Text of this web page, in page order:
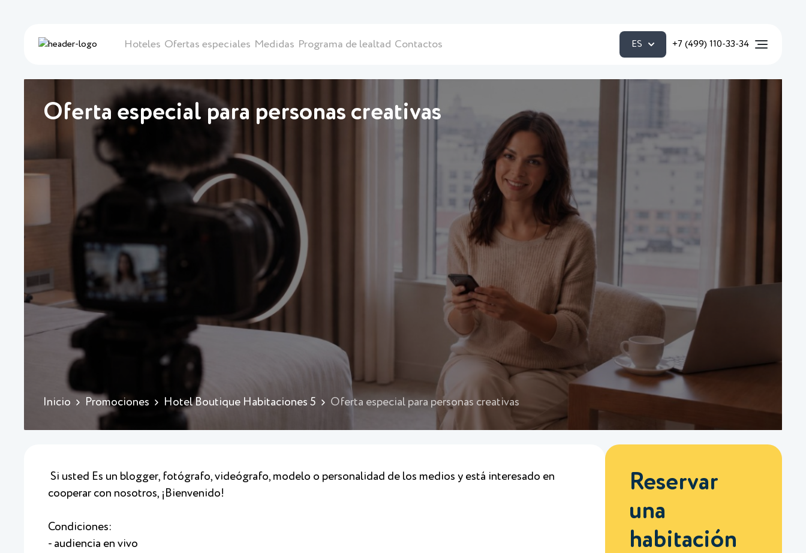
Hoteles Ofertas especiales Medidas Programa de lealtad Contactos ES +7 (499) 110-33-34
Oferta especial para personas creativas
Inicio Promociones Hotel Boutique Habitaciones 5 Oferta especial para personas creativas
Si usted Es un blogger, fotógrafo, videógrafo, modelo o personalidad de los medios y está interesado en
cooperar con nosotros, ¡Bienvenido!
Condiciones:
- audiencia en vivo
Reservar
una
habitación